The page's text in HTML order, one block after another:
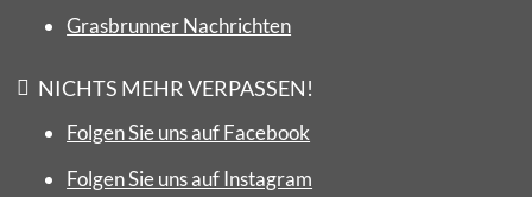
Grasbrunner Nachrichten
NICHTS MEHR VERPASSEN!
Folgen Sie uns auf Facebook
Folgen Sie uns auf Instagram